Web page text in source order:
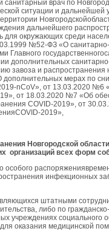
санитарный врач по
ситуации и дальнейшей
дальнейшего
для окружающих среди
№52-ФЗ «О
Главного
дополнительных
завоза и
мерах по
nCoV», от 13.03.2020
от 18.03.2020 №7 «Об
COVID-2019», от
2019»,
Новгородской
организаций всех форм
особого
инфекционных
штатными
либо по
учреждениях социального
оказания медицинской